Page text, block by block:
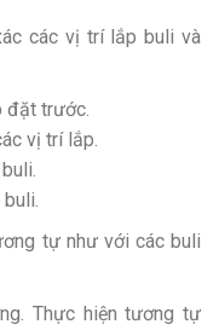
các vị trí lắp buli và
đặt trước.
vị trí lắp.
tự như với các buli
Thực hiện tương tự